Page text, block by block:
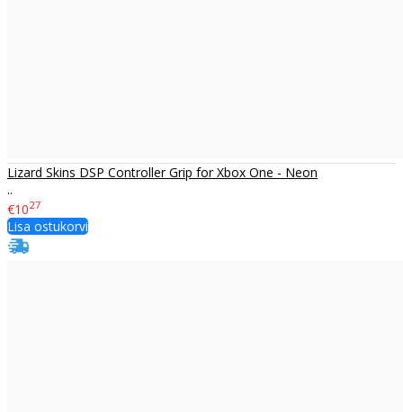
Lizard Skins DSP Controller Grip for Xbox One - Neon
..
€1027
Lisa ostukorvi